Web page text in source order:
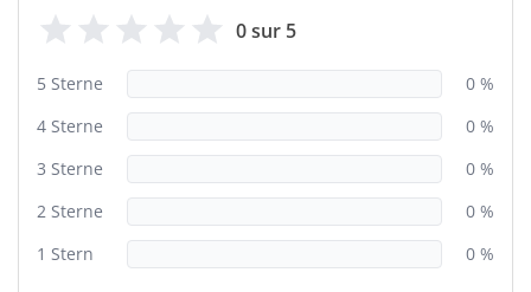
0 sur 5
5 Sterne
0 %
4 Sterne
0 %
3 Sterne
0 %
2 Sterne
0 %
1 Stern
0 %